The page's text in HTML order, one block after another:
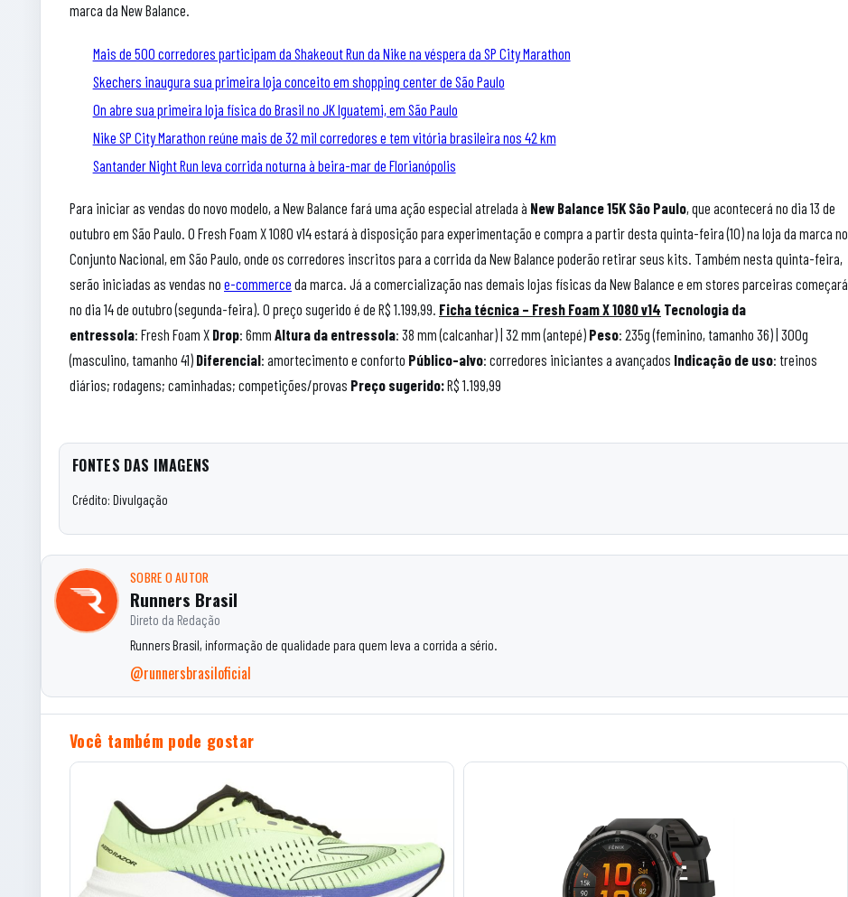
marca da New Balance.
Mais de 500 corredores participam da Shakeout Run da Nike na véspera da SP City Marathon
Skechers inaugura sua primeira loja conceito em shopping center de São Paulo
On abre sua primeira loja física do Brasil no JK Iguatemi, em São Paulo
Nike SP City Marathon reúne mais de 32 mil corredores e tem vitória brasileira nos 42 km
Santander Night Run leva corrida noturna à beira-mar de Florianópolis
Para iniciar as vendas do novo modelo, a New Balance fará uma ação especial atrelada à New Balance 15K São Paulo, que acontecerá no dia 13 de
outubro em São Paulo. O Fresh Foam X 1080 v14 estará à disposição para experimentação e compra a partir desta quinta-feira (10) na loja da marca no
Conjunto Nacional, em São Paulo, onde os corredores inscritos para a corrida da New Balance poderão retirar seus kits. Também nesta quinta-feira,
serão iniciadas as vendas no e-commerce da marca. Já a comercialização nas demais lojas físicas da New Balance e em stores parceiras começará
no dia 14 de outubro (segunda-feira). O preço sugerido é de R$ 1.199,99. Ficha técnica – Fresh Foam X 1080 v14 Tecnologia da
entressola: Fresh Foam X Drop: 6mm Altura da entressola: 38 mm (calcanhar) | 32 mm (antepé) Peso: 235g (feminino, tamanho 36) | 300g
(masculino, tamanho 41) Diferencial: amortecimento e conforto Público-alvo: corredores iniciantes a avançados Indicação de uso: treinos
diários; rodagens; caminhadas; competições/provas Preço sugerido:R$ 1.199,99
FONTES DAS IMAGENS
Crédito: Divulgação
SOBRE O AUTOR
Runners Brasil
Direto da Redação
Runners Brasil, informação de qualidade para quem leva a corrida a sério.
@runnersbrasiloficial
Você também pode gostar